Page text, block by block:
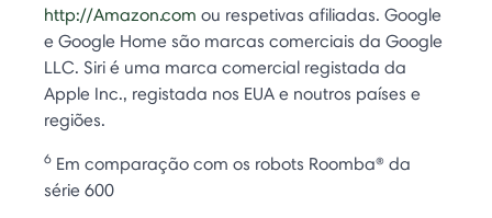
http://Amazon.com ou respetivas afiliadas. Google
e Google Home são marcas comerciais da Google
LLC. Siri é uma marca comercial registada da
Apple Inc., registada nos EUA e noutros países e
regiões.
6 Em comparação com os robots Roomba® da
série 600